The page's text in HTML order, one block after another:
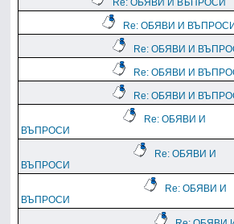
Re: ОБЯВИ И ВЪПРОСИ
Re: ОБЯВИ И
Re: ОБЯВИ И
Re: ОБЯВИ И
Re: ОБЯВИ И
Re: ОБЯВИ И
ВЪПРОСИ
Re: ОБЯВИ И
ВЪПРОСИ
Re: ОБЯВИ И
ВЪПРОСИ